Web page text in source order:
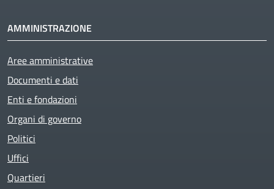
AMMINISTRAZIONE
Aree amministrative
Documenti e dati
Enti e fondazioni
Organi di governo
Politici
Uffici
Quartieri